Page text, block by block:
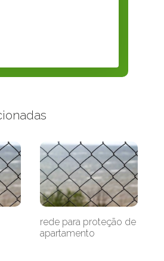
rede para proteção de
apartamento